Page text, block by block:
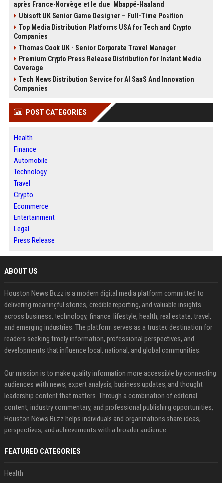
après France-Norvège et le duel Mbappé-Haaland
Ubisoft UK Senior Game Designer – Full-Time Position
Top Media Distribution Platforms USA for Tech and Crypto
Companies
Thomas Cook UK - Senior Corporate Travel Manager
Premium Crypto Press Release Distribution for Instant Media
Coverage
Tech News Distribution Service for AI SaaS And Innovation
Companies
POST CATEGORIES
Health
Finance
Automobile
Technology
Travel
Crypto
Ecommerce
Entertainment
Legal
Press Release
ABOUT US
Houston News Buzz is a modern digital media platform committed to
delivering meaningful stories, credible reporting, and valuable insights
across business, technology, finance, lifestyle, health, real estate, travel,
and emerging industries. The platform serves as a trusted destination for
readers seeking timely information, professional perspectives, and
developments that influence local, national, and global communities.
Our mission is to make quality information more accessible by connecting
audiences with news, expert analysis, business updates, and thought
leadership content that matters. Through a combination of editorial
content, industry commentary, and professional publishing opportunities,
Houston News Buzz helps individuals and organizations share ideas,
perspectives, and achievements with a broader audience.
FEATURED CATEGORIES
Health